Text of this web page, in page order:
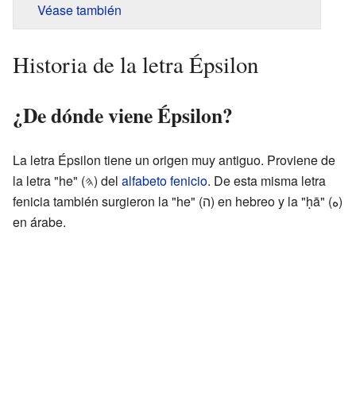
Véase también
Historia de la letra Épsilon
¿De dónde viene Épsilon?
La letra Épsilon tiene un origen muy antiguo. Proviene de
la letra "he" (𐤄) del alfabeto fenicio. De esta misma letra
fenicia también surgieron la "he" (ה) en hebreo y la "ḥā" (ه)
en árabe.